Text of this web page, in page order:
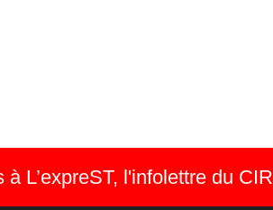
à L’expreST, l'infolettre du